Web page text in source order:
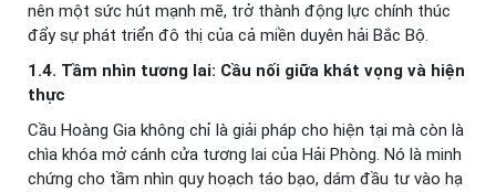
nên một sức hút mạnh mẽ, trở thành động lực chính thúc
đẩy sự phát triển đô thị của cả miền duyên hải Bắc Bộ.
1.4. Tầm nhìn tương lai: Cầu nối giữa khát vọng và hiện
thực
Cầu Hoàng Gia không chỉ là giải pháp cho hiện tại mà còn là
chìa khóa mở cánh cửa tương lai của Hải Phòng. Nó là minh
chứng cho tầm nhìn quy hoạch táo bạo, dám đầu tư vào hạ